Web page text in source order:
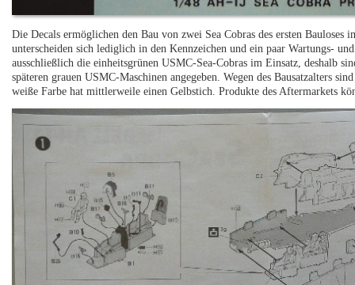
Die Decals ermöglichen den Bau von zwei Sea Cobras des ersten
unterscheiden sich lediglich in den Kennzeichen und ein paar Wartungs-
ausschließlich die einheitsgrünen USMC-Sea-Cobras im Einsatz, deshalb
späteren grauen USMC-Maschinen angegeben. Wegen des Bausatzalters
weiße Farbe hat mittlerweile einen Gelbstich. Produkte des Aftermarkets